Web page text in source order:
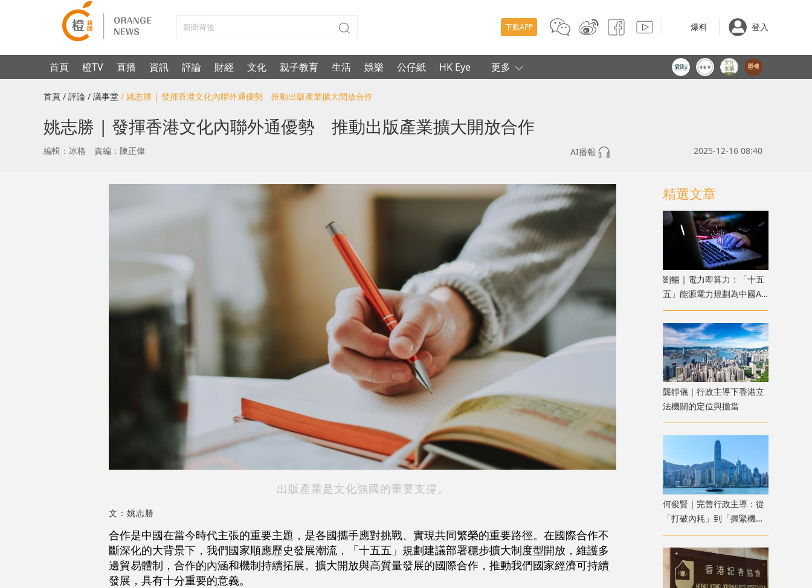
下載APP 爆料 登入
首頁 橙TV 直播 資訊 評論 財經 文化 親子教育 生活 娛樂 公仔紙 HK Eye 更多
首頁 / 評論 / 議事堂 / 姚志勝 | 發揮香港文化內聯外通優勢 推動出版產業擴大開放合作
姚志勝 | 發揮香港文化內聯外通優勢 推動出版產業擴大開放合作
AI播報
編輯：冰格 責編：陳正偉 2025-12-16 08:40
出版產業是文化強國的重要支撐。
文：姚志勝
合作是中國在當今時代主張的重要主題，是各國攜手應對挑戰、實現共同繁榮的重要路徑。‌在國際合作不
斷深化的大背景下，我們國家順應歷史發展潮流，「十五五」規劃建議部署穩步擴大制度型開放，維護多
邊貿易體制，合作的內涵和機制持續拓展。擴大開放與高質量發展的國際合作，推動我們國家經濟可持續
發展，具有十分重要的意義。
精選文章
劉暢｜電力即算力：「十五
五」能源電力規劃為中國AI
競爭築起成本防線
龔靜儀｜行政主導下香港立
法機關的定位與擔當
何俊賢｜完善行政主導：從
「打破內耗」到「握緊機
遇」